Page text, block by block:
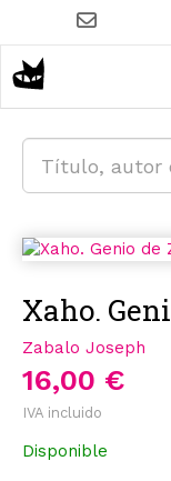
contenido
principal
Xaho.
Zabalo Joseph
16,00 €
IVA incluido
Disponible